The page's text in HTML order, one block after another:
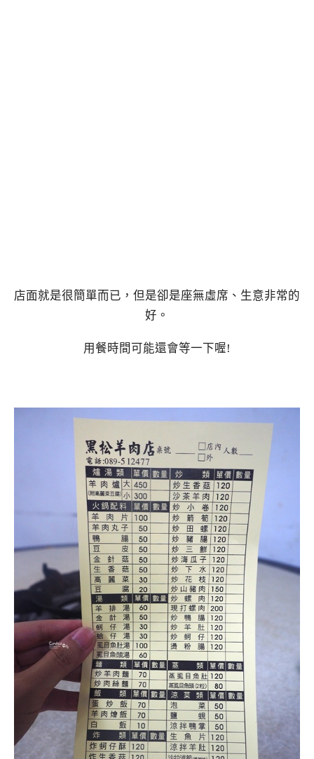
店面就是很簡單而已，但是卻是座無虛席、生意非常的
好。
用餐時間可能還會等一下喔!